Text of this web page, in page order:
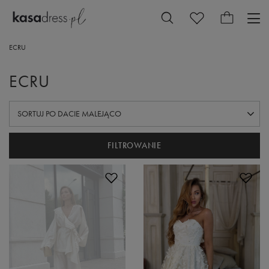
ECRU
ECRU
ZMIEŃ SORTOWANIE
SORTUJ PO DACIE MALEJĄCO
FILTROWANIE